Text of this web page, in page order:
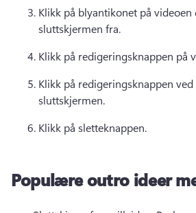
Klikk på blyantikonet på
sluttskjermen fra.
Klikk på redigeringsknappen på
Klikk på redigeringsknappen ved
sluttskjermen.
Klikk på sletteknappen.
Populære outro ideer